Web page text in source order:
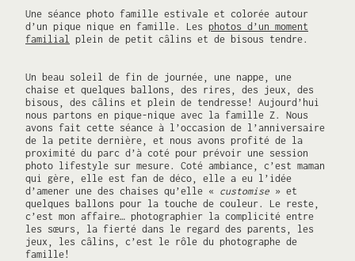
Une séance photo famille estivale et colorée autour
d’un pique nique en famille. Les photos d’un moment
familial plein de petit câlins et de bisous tendre.
Un beau soleil de fin de journée, une nappe, une
chaise et quelques ballons, des rires, des jeux, des
bisous, des câlins et plein de tendresse! Aujourd’hui
nous partons en pique-nique avec la famille Z. Nous
avons fait cette séance à l’occasion de l’anniversaire
de la petite dernière, et nous avons profité de la
proximité du parc d’à coté pour prévoir une session
photo lifestyle sur mesure. Coté ambiance, c’est maman
qui gère, elle est fan de déco, elle a eu l’idée
d’amener une des chaises qu’elle « customise » et
quelques ballons pour la touche de couleur. Le reste,
c’est mon affaire… photographier la complicité entre
les sœurs, la fierté dans le regard des parents, les
jeux, les câlins, c’est le rôle du photographe de
famille!